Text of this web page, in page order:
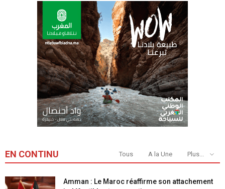
EN CONTINU Tous A la Une Plus...
Amman : Le Maroc réaffirme son attachement